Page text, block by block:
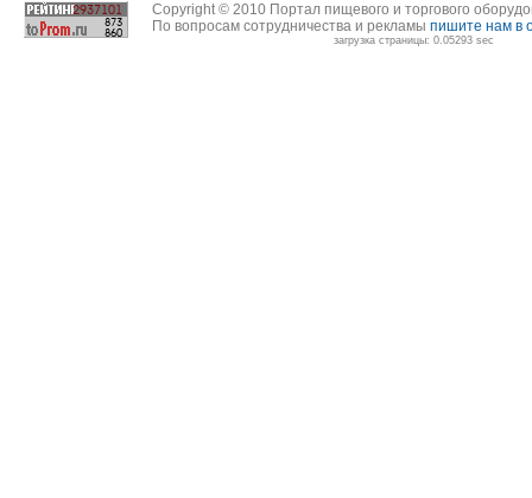
Copyright © 2010 Портал пищевого и торгового
По вопросам сотрудничества и рекламы пишите нам в
загрузка страницы: 0.05293 sec